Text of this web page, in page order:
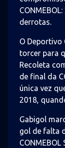
derrotas.
O Deportivo
torcer para
Recoleta
de final da
única vez
2018,
Gabigol
gol de falta